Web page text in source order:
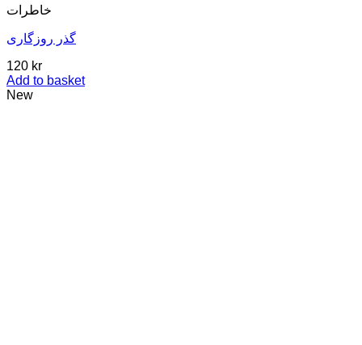
خاطرات
گذر روزگاری
120 kr
Add to basket
New